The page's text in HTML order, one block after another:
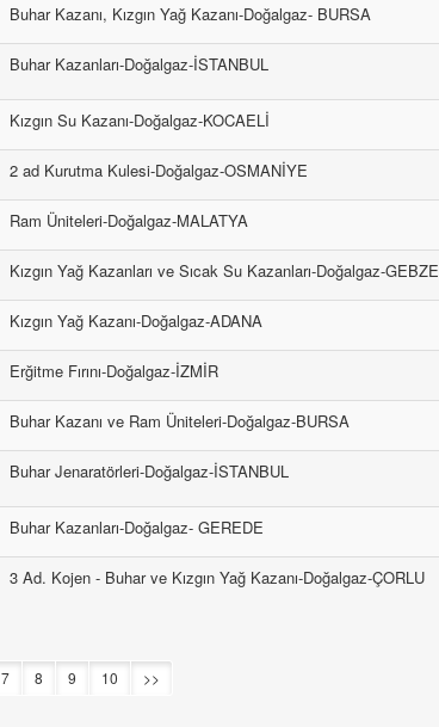
Buhar Kazanı, Kızgın Yağ Kazanı-Doğalgaz- BURSA
Buhar Kazanları-Doğalgaz-İSTANBUL
Kızgın Su Kazanı-Doğalgaz-KOCAELİ
2 ad Kurutma Kulesi-Doğalgaz-OSMANİYE
Ram Üniteleri-Doğalgaz-MALATYA
Kızgın Yağ Kazanları ve Sıcak Su Kazanları-Doğalgaz-GEBZE
Kızgın Yağ Kazanı-Doğalgaz-ADANA
Erğitme Fırını-Doğalgaz-İZMİR
Buhar Kazanı ve Ram Üniteleri-Doğalgaz-BURSA
Buhar Jenaratörleri-Doğalgaz-İSTANBUL
Buhar Kazanları-Doğalgaz- GEREDE
3 Ad. Kojen - Buhar ve Kızgın Yağ Kazanı-Doğalgaz-ÇORLU
7 8 9 10 >>